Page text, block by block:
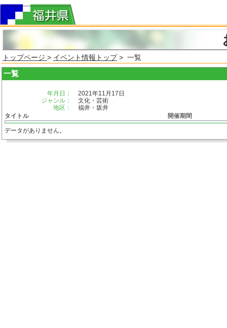
トップページ > イベント情報トップ> 一覧
一覧
年月日：
2021年11月17日
ジャンル：
文化・芸術
地区：
福井・坂井
タイトル
開催期間
データがありません。